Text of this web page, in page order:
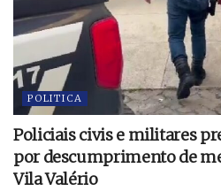
POLITICA
Policiais civis e militares
por descumprimento de
Vila Valério